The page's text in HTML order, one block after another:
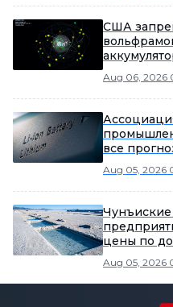
США
Aug 06, 2026
все
Aug 05, 2026
цены по
Aug 05, 2026